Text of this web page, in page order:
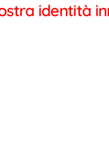
identità